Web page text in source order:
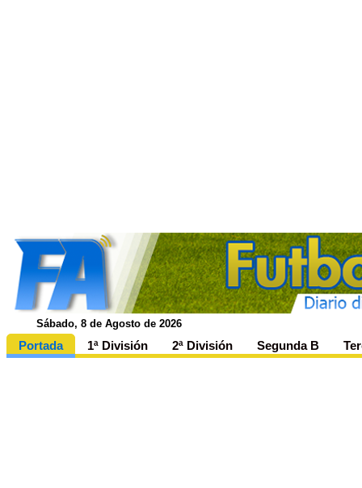
Sábado, 8 de Agosto de 2026
Portada 1ª División 2ª División Segunda B